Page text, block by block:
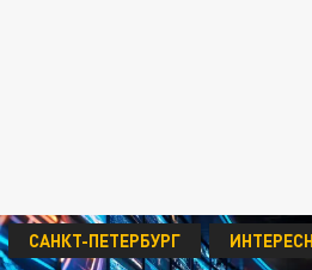
САНКТ-ПЕТЕРБУРГ